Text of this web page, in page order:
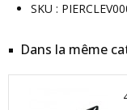
SKU :
Dans la même